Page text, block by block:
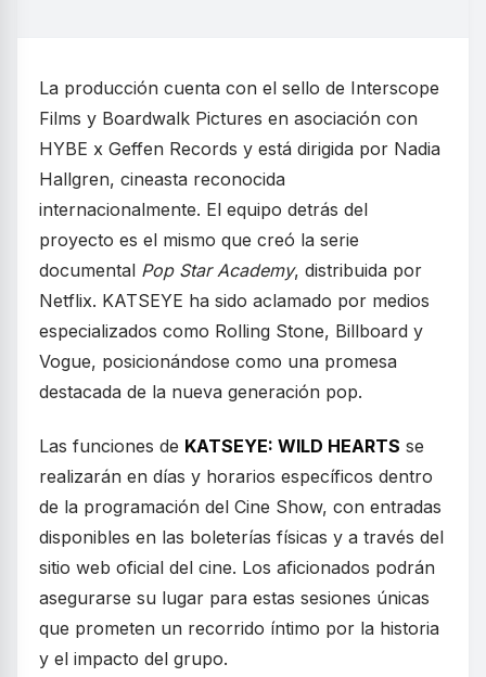
La producción cuenta con el sello de Interscope
Films y Boardwalk Pictures en asociación con
HYBE x Geffen Records y está dirigida por Nadia
Hallgren, cineasta reconocida
internacionalmente. El equipo detrás del
proyecto es el mismo que creó la serie
documental Pop Star Academy, distribuida por
Netflix. KATSEYE ha sido aclamado por medios
especializados como Rolling Stone, Billboard y
Vogue, posicionándose como una promesa
destacada de la nueva generación pop.
Las funciones de KATSEYE: WILD HEARTS se
realizarán en días y horarios específicos dentro
de la programación del Cine Show, con entradas
disponibles en las boleterías físicas y a través del
sitio web oficial del cine. Los aficionados podrán
asegurarse su lugar para estas sesiones únicas
que prometen un recorrido íntimo por la historia
y el impacto del grupo.